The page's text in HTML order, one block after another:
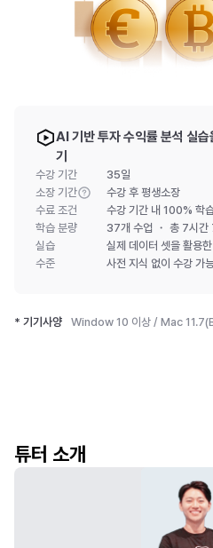
AI 기반 투자 수익률 분석 실
기
수강 기간
35일
소장 기간
수강 후 평생소장
수료 조건
수강 기간 내 100% 학
학습 분량
37개 수업 ・ 총 7시간
실습
실제 데이터 셋을 활용
수준
사전 지식 없이 수강 가
* 기기사양 Window 10 이상 / Mac
- 윈도우 : 버전 10 이상 /
- Mac : 11.7 (Big Sur) 이상
튜터 소개